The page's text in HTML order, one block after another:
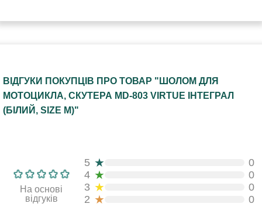
ВІДГУКИ ПОКУПЦІВ ПРО ТОВАР "ШОЛОМ ДЛЯ
МОТОЦИКЛА, СКУТЕРА MD-803 VIRTUE ІНТЕГРАЛ
(БІЛИЙ, SIZE M)"
На основі
відгуків
5 ★
0
4 ★
0
3 ★
0
2 ★
0